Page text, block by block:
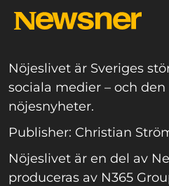
Nöjeslivet är Sveriges
sociala medier – och
nöjesnyheter.
Publisher: Christian
Nöjeslivet är en del av
produceras av N365